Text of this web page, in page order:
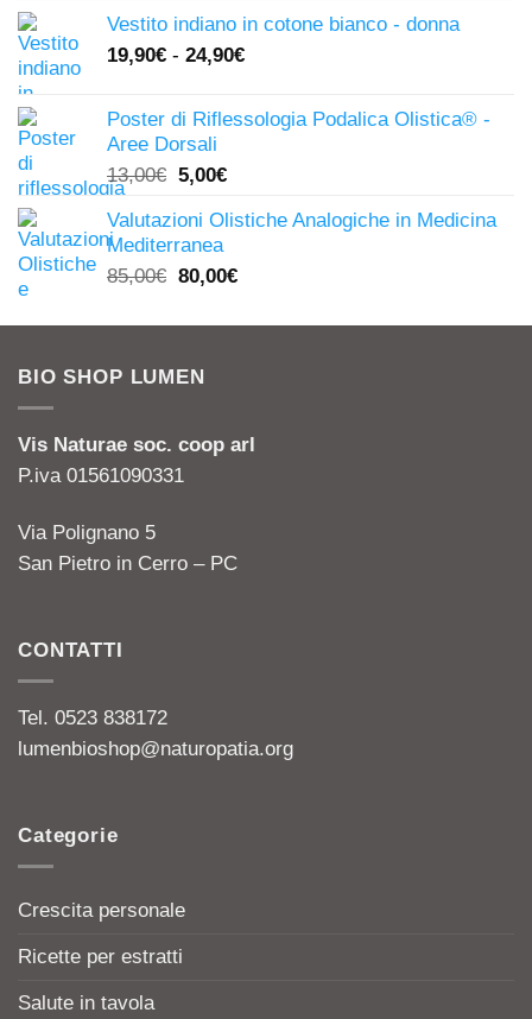
originale
era:
attuale
è:
Vestito indiano in cotone bianco - donna
19,90€ - 24,90€
Poster di Riflessologia Podalica Olistica® -
Aree Dorsali
13,00€ Il
originale
era:
13,00€.
5,00€Il
attuale
5,00€.
Valutazioni Olistiche Analogiche in Medicina
Mediterranea
85,00€ Il
originale
85,00€.
80,00€Il
attuale
BIO SHOP LUMEN
Vis Naturae soc. coop arl
P.iva 01561090331
Via Polignano 5
San Pietro in Cerro – PC
CONTATTI
Tel. 0523 838172
lumenbioshop@naturopatia.org
Categorie
Crescita personale
Ricette per estratti
Salute in tavola